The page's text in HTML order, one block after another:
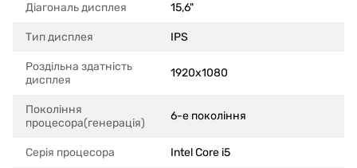
Діагональ дисплея 15,6"
Тип дисплея IPS
Роздільна здатність
дисплея
1920x1080
Покоління
процесора(генерація)
6-е покоління
Серія процесора Intel Core i5